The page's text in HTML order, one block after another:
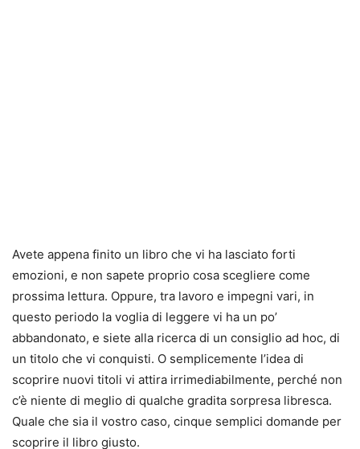
Avete appena finito un libro che vi ha lasciato forti
emozioni, e non sapete proprio cosa scegliere come
prossima lettura. Oppure, tra lavoro e impegni vari, in
questo periodo la voglia di leggere vi ha un po’
abbandonato, e siete alla ricerca di un consiglio ad hoc, di
un titolo che vi conquisti. O semplicemente l’idea di
scoprire nuovi titoli vi attira irrimediabilmente, perché non
c’è niente di meglio di qualche gradita sorpresa libresca.
Quale che sia il vostro caso, cinque semplici domande per
scoprire il libro giusto.